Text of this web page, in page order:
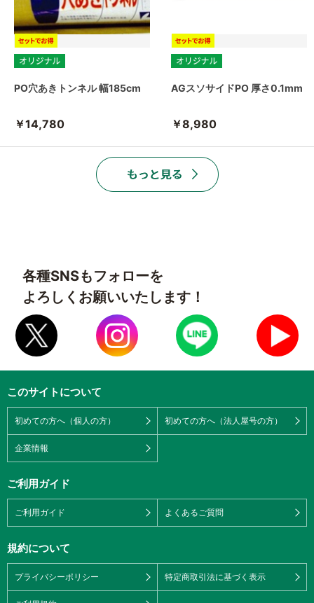
PO穴あきトンネル 幅185cm
￥14,780
AGスソサイドPO 厚さ0.1mm
￥8,980
各種SNSもフォローを
よろしくお願いいたします！
このサイトについて
初めての方へ（個人の方） 初めての方へ（法人屋号の方）
企業情報
ご利用ガイド
ご利用ガイド よくあるご質問
規約について
プライバシーポリシー 特定商取引法に基づく表示